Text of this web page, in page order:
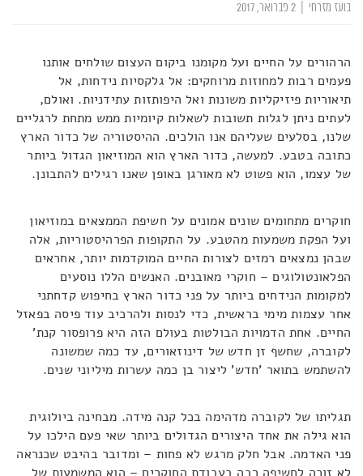
בועז מזרחי
הרהורים על החיים ועל מקומנו ביקום העצום שולחים אותנו
פעמים רבות למחוזות מרוחקים: אל גלקסיות נידחות, אל
תיאוריות פיזיקליות משונות ואל היפותזות עתידניות. ואולם,
לעתים ניתן לגלות תשובות לשאלות קיומיות ממש מתחת לרגליים
שלנו, בסלעים שעליהם אנו הולכים. ההיסטוריה של כדור הארץ
כתובה בטבע. למעשה, כדור הארץ הוא המוזיאון הגדול ביותר
של עצמו, הוא פשוט לא מאורגן באופן שאנו רגילים להתבונן.
חוקרים מתחומים שונים אמונים על חשיפת הממצאים במוזיאון
ועל הפקת משמעות מהטבע. על התקופות הפרהיסטוריות, אלה
שבהן נמצאים רמזים לצורות החיים המוקדמות יותר, אחראים
הפלאונטולוגים – חוקרי מאובנים. האנשים הללו נוסעים
למקומות הנידחים ביותר על פני כדור הארץ בחיפוש קדחתני
אחר עצמות מימי בראשית, כדי לנסות ולהרכיב עוד פיסה בפאזל
החיים. אחת הדמויות הבולטות בעולם הזה היא פרופסור קנת'
לקוברה, שחשף זן חדש של דינוזאורים, עד כמה שמשונה
להשתמש בתואר 'חדש' ליצור בן כמה עשרות מיליוני שנים.
תגליתו של לקוברה מדהימה בכל קנה מידה. מבחינה ביולוגית
הוא גילה את אחד היצורים הגדולים ביותר שאי פעם הילכו על
פני האדמה. אבל חלק מרגש לא פחות – ומדובר בהיבט שכנראה